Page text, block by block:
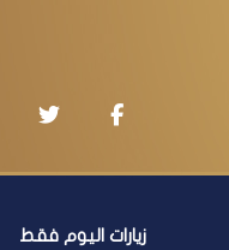
زيارات اليوم فقط